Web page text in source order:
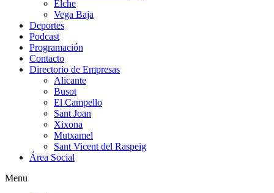
Elche
Vega Baja
Deportes
Podcast
Programación
Contacto
Directorio de Empresas
Alicante
Busot
El Campello
Sant Joan
Xixona
Mutxamel
Sant Vicent del Raspeig
Área Social
Menu